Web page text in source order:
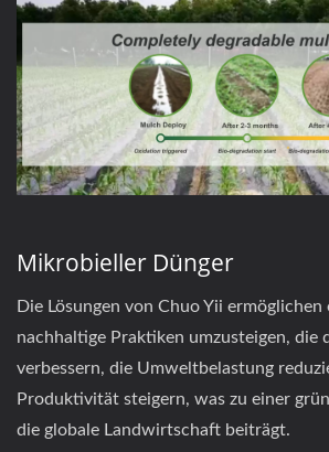
Mikrobieller Dünger
Die Lösungen von Chuo Yii
nachhaltige Praktiken umzusteigen, die
verbessern, die Umweltbelastung
Produktivität steigern, was zu einer
die globale Landwirtschaft beiträgt.